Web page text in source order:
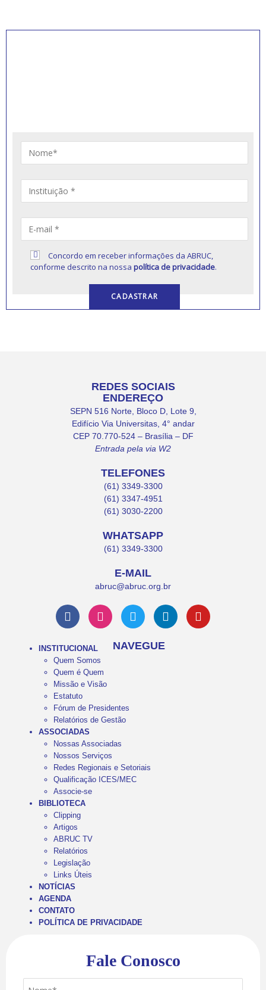
Concordo em receber informações da ABRUC,
conforme descrito na nossapolítica de privacidade.
REDES SOCIAIS
ENDEREÇO
SEPN 516 Norte, Bloco D, Lote 9,
Edifício Via Universitas, 4° andar
CEP 70.770-524 – Brasília – DF
Entrada pela via W2
TELEFONES
(61) 3349-3300
(61) 3347-4951
(61) 3030-2200
WHATSAPP
(61) 3349-3300
E-MAIL
abruc@abruc.org.br
NAVEGUE
INSTITUCIONAL
Quem Somos
Quem é Quem
Missão e Visão
Estatuto
Fórum de Presidentes
Relatórios de Gestão
ASSOCIADAS
Nossas Associadas
Nossos Serviços
Redes Regionais e Setoriais
Qualificação ICES/MEC
Associe-se
BIBLIOTECA
Clipping
Artigos
ABRUC TV
Relatórios
Legislação
Links Úteis
NOTÍCIAS
AGENDA
CONTATO
POLÍTICA DE PRIVACIDADE
Fale Conosco